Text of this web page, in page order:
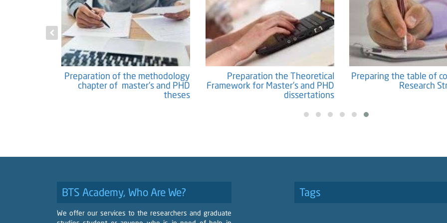
Preparation the
Framework for Master's
Preparation of the methodology
chapter of master's and PHD
theses
Publishing Scientific Papers and
Researches
Tags
BTS Academy, Who Are We?
We offer our services to the researchers and graduate